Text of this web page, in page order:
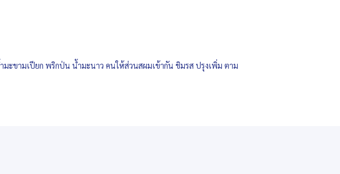
ะขามเปียก พริกป่น น้ำมะนาว คนให้ส่วนสผมเข้ากัน ชิมรส ปรุงเพิ่ม ตาม